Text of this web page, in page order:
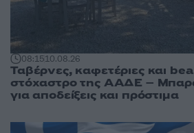
08:1510.08.26
Ταβέρνες, καφετέριες και
στόχαστρο της ΑΑΔΕ –
για αποδείξεις και πρόστιμα